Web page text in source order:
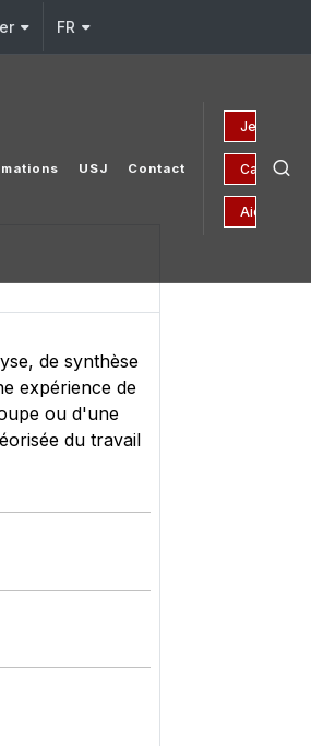
FR
Je fais un
Aides
USJ Contact
de synthèse
expérience de
ou d'une
du travail